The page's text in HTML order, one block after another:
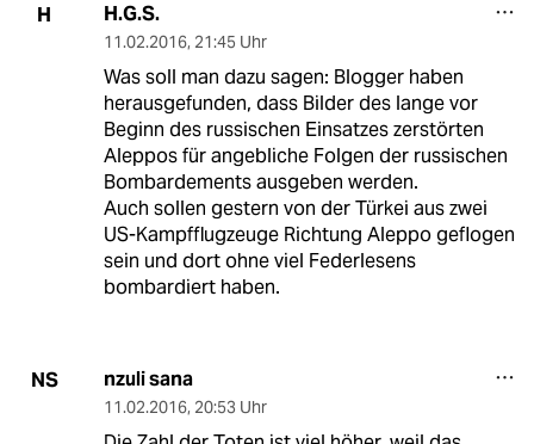
H H.G.S.
11.02.2016, 21:45 Uhr
Was soll man dazu sagen: Blogger haben
herausgefunden, dass Bilder des lange vor
Beginn des russischen Einsatzes zerstörten
Aleppos für angebliche Folgen der russischen
Bombardements ausgeben werden.
Auch sollen gestern von der Türkei aus zwei
US-Kampfflugzeuge Richtung Aleppo geflogen
sein und dort ohne viel Federlesens
bombardiert haben.
NS nzuli sana
11.02.2016, 20:53 Uhr